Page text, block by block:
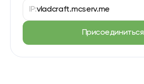
IP:vladcraft.mcserv.me
Присоединиться